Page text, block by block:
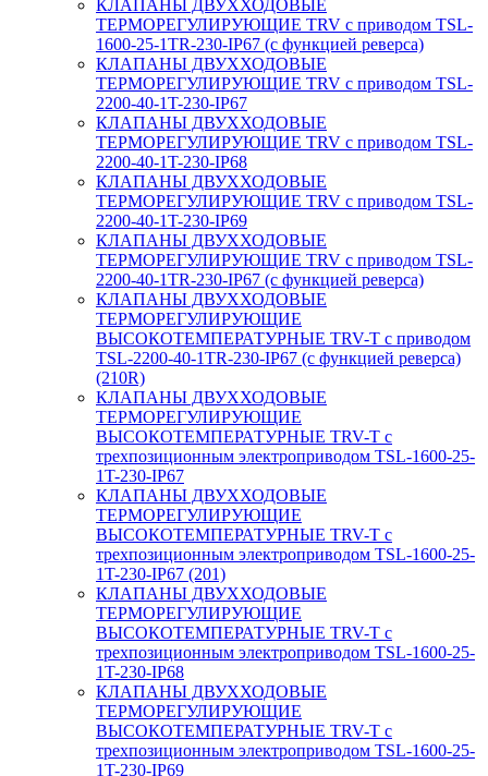
КЛАПАНЫ ДВУХХОДОВЫЕ
ТЕРМОРЕГУЛИРУЮЩИЕ TRV с приводом TSL-
1600-25-1TR-230-IP67 (с функцией реверса)
КЛАПАНЫ ДВУХХОДОВЫЕ
ТЕРМОРЕГУЛИРУЮЩИЕ TRV с приводом TSL-
2200-40-1T-230-IP67
КЛАПАНЫ ДВУХХОДОВЫЕ
ТЕРМОРЕГУЛИРУЮЩИЕ TRV с приводом TSL-
2200-40-1T-230-IP68
КЛАПАНЫ ДВУХХОДОВЫЕ
ТЕРМОРЕГУЛИРУЮЩИЕ TRV с приводом TSL-
2200-40-1T-230-IP69
КЛАПАНЫ ДВУХХОДОВЫЕ
ТЕРМОРЕГУЛИРУЮЩИЕ TRV с приводом TSL-
2200-40-1TR-230-IP67 (с функцией реверса)
КЛАПАНЫ ДВУХХОДОВЫЕ
ТЕРМОРЕГУЛИРУЮЩИЕ
ВЫСОКОТЕМПЕРАТУРНЫЕ TRV-T с приводом
TSL-2200-40-1TR-230-IP67 (с функцией реверса)
(210R)
КЛАПАНЫ ДВУХХОДОВЫЕ
ТЕРМОРЕГУЛИРУЮЩИЕ
ВЫСОКОТЕМПЕРАТУРНЫЕ TRV-T с
трехпозиционным электроприводом TSL-1600-25-
1T-230-IP67
КЛАПАНЫ ДВУХХОДОВЫЕ
ТЕРМОРЕГУЛИРУЮЩИЕ
ВЫСОКОТЕМПЕРАТУРНЫЕ TRV-T с
трехпозиционным электроприводом TSL-1600-25-
1T-230-IP67 (201)
КЛАПАНЫ ДВУХХОДОВЫЕ
ТЕРМОРЕГУЛИРУЮЩИЕ
ВЫСОКОТЕМПЕРАТУРНЫЕ TRV-T с
трехпозиционным электроприводом TSL-1600-25-
1T-230-IP68
КЛАПАНЫ ДВУХХОДОВЫЕ
ТЕРМОРЕГУЛИРУЮЩИЕ
ВЫСОКОТЕМПЕРАТУРНЫЕ TRV-T с
трехпозиционным электроприводом TSL-1600-25-
1T-230-IP69